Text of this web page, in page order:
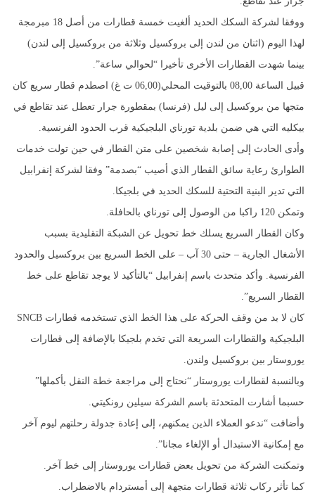
ووفقا لشركة السكك الحديد ألغيت خمسة قطارات من أصل 18 مبرمجة
لهذا اليوم (اثنان من لندن إلى بروكسيل وثلاثة من بروكسيل إلى لندن)
بينما شهدت القطارات الأخرى تأخيرا “لحوالي ساعة”.
قبيل الساعة 08,00 بالتوقيت المحلي(06,00 ت غ) اصطدم قطار سريع كان
متجها من بروكسيل إلى ليل (فرنسا) بمقطورة جرار تعطل عند تقاطع في
بيكليه التي هي ضمن بلدية تورناي البلجيكية قرب الحدود الفرنسية.
وأدى الحادث إلى إصابة شخصين على متن القطار في حين تولت خدمات
الطوارئ رعاية سائق القطار الذي أصيب “بصدمة” وفقا لشركة إنفرابيل
التي تدير البنية التحتية للسكك الحديد في بلجيكا.
وتمكن 120 راكبا من الوصول إلى تورناي بالحافلة.
وكان القطار السريع يسلك خط تحويل عن الشبكة التقليدية بسبب
الأشغال الجارية – حتى 30 آب – على الخط السريع بين بروكسيل والحدود
الفرنسية. وأكد متحدث باسم إنفرابيل “بالتأكيد لا يوجد تقاطع على خط
القطار السريع”.
كان لا بد من وقف الحركة على هذا الخط الذي تستخدمه قطارات SNCB
البلجيكية والقطارات السريعة التي تخدم بلجيكا بالإضافة إلى قطارات
يوروستار بين بروكسيل ولندن.
وبالنسبة لقطارات يوروستار “نحتاج إلى مراجعة خطة النقل بأكملها”
حسبما أشارت المتحدثة باسم الشركة سيلين رونكيتي.
وأضافت “ندعو العملاء الذين يمكنهم، إلى إعادة جدولة رحلتهم ليوم آخر
مع إمكانية الاستبدال أو الإلغاء مجانا”.
وتمكنت الشركة من تحويل بعض قطارات يوروستار إلى خط آخر.
كما تأثر ركاب ثلاثة قطارات متجهة إلى أمستردام بالاضطراب.